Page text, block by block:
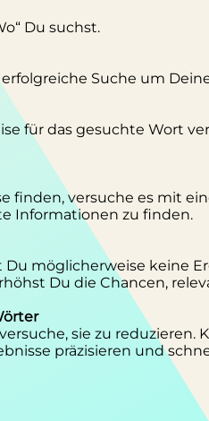
Du suchst.
Suche um
für das gesuchte Wort
finden, versuche es mit
Informationen zu finden.
möglicherweise keine
Du die Chancen,
sie zu
präzisieren und